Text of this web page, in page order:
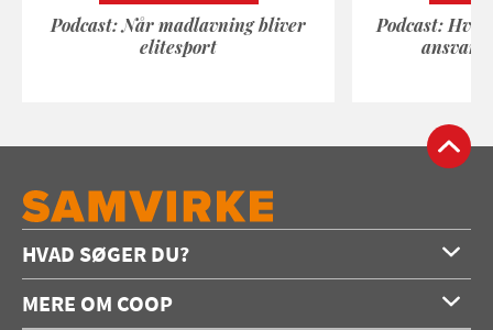
Podcast: Når madlavning bliver
elitesport
Podcast:
HVAD SØGER DU?
Opskrifter
MERE OM COOP